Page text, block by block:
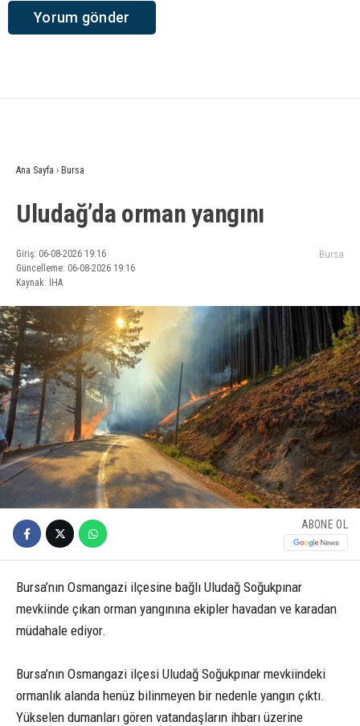
Ana Sayfa › Bursa
Uludağ’da orman yangını
Giriş: 06-08-2026 19:16
Güncelleme: 06-08-2026 19:16
Kaynak: İHA
Bursa
ABONE OL
Bursa’nın Osmangazi ilçesine bağlı Uludağ Soğukpınar
mevkiinde çıkan orman yangınına ekipler havadan ve karadan
müdahale ediyor.
Bursa’nın Osmangazi ilçesi Uludağ Soğukpınar mevkiindeki
ormanlık alanda henüz bilinmeyen bir nedenle yangın çıktı.
Yükselen dumanları gören vatandaşların ihbarı üzerine